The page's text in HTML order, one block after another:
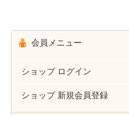
会員メニュー
ショップ ログイン
ショップ 新規会員登録